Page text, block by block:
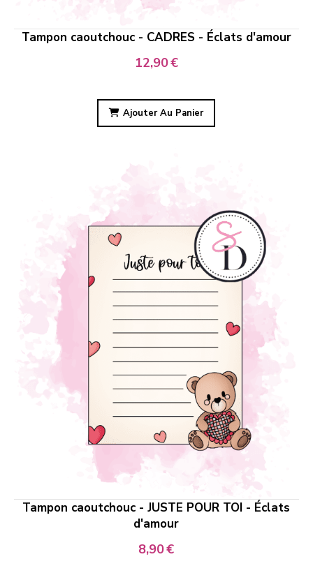
Tampon caoutchouc - CADRES - Éclats d'amour
12,90€
Ajouter Au Panier
Tampon caoutchouc - JUSTE POUR TOI - Éclats
d'amour
8,90€